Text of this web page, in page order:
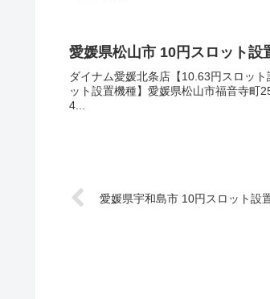
愛媛県松山市 10円スロット設
ダイナム愛媛北条店【10.63円スロッ
ット設置機種】愛媛県松山市福音寺町
4...
愛媛県宇和島市 10円スロット設